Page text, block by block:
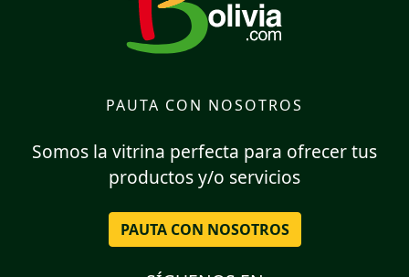
PAUTA CON NOSOTROS
Somos la vitrina perfecta para ofrecer tus
productos y/o servicios
PAUTA CON NOSOTROS